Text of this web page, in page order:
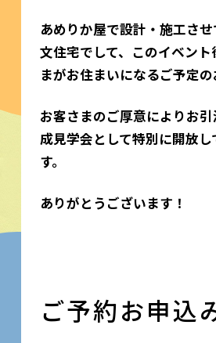
あめりか屋で設計・施工さ
文住宅でして、このイベン
まがお住まいになるご予定の
お客さまのご厚意によりお
成見学会として特別に開放し
す。
ありがとうございます！
ご予約お申込